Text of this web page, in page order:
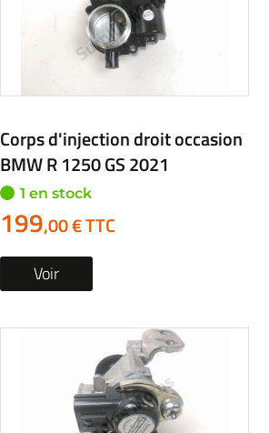
Corps d'injection droit occasion
BMW R 1250 GS 2021
1 en stock
199,00 € TTC
Voir